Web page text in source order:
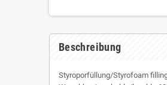
Beschreibung
Styroporfüllung/Styrofoam